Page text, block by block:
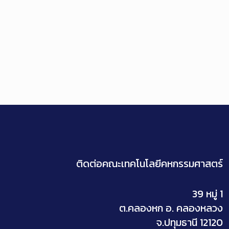
ติดต่อคณะเทคโนโลยีคหกรรมศาสตร์
39 หมู่ 1
ต.คลองหก อ. คลองหลวง
จ.ปทุมธานี 12120